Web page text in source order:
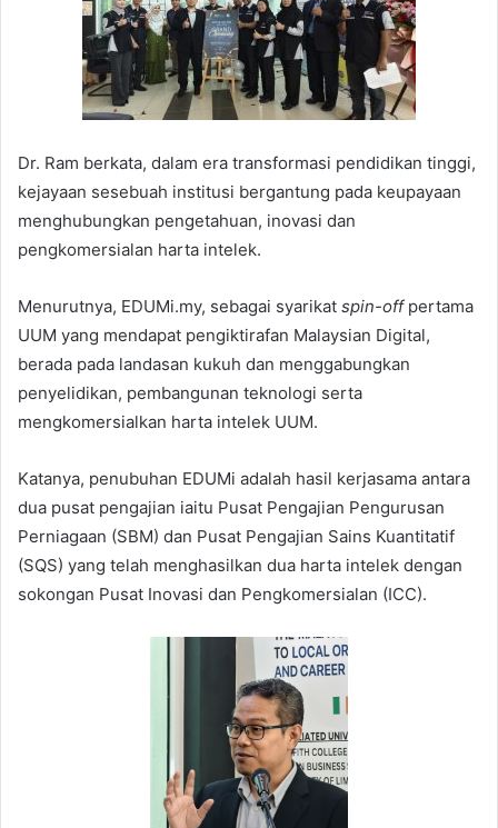
Dr. Ram berkata, dalam era transformasi pendidikan tinggi,
kejayaan sesebuah institusi bergantung pada keupayaan
menghubungkan pengetahuan, inovasi dan
pengkomersialan harta intelek.
Menurutnya, EDUMi.my, sebagai syarikat spin-offpertama
UUM yang mendapat pengiktirafan Malaysian Digital,
berada pada landasan kukuh dan menggabungkan
penyelidikan, pembangunan teknologi serta
mengkomersialkan harta intelek UUM.
Katanya, penubuhan EDUMi adalah hasil kerjasama antara
dua pusat pengajian iaitu Pusat Pengajian Pengurusan
Perniagaan (SBM) dan Pusat Pengajian Sains Kuantitatif
(SQS) yang telah menghasilkan dua harta intelek dengan
sokongan Pusat Inovasi dan Pengkomersialan (ICC).